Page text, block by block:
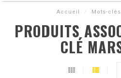
Accueil / Mots-clés
PRODUITS
CLÉ